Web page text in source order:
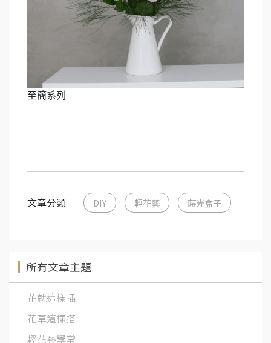
至簡系列
文章分類 DIY 輕花藝 蒔光盒子
所有文章主題
花就這樣插
花草這樣搭
輕花藝學堂